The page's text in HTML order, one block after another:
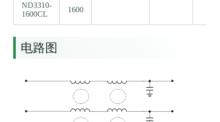
ND3310-
1600CL
1600
电路图